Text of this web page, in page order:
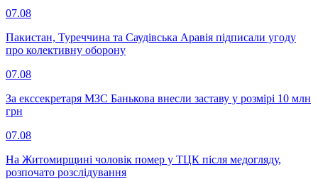
07.08
Пакистан, Туреччина та Саудівська Аравія підписали угоду
про колективну оборону
07.08
За екссекретаря МЗС Банькова внесли заставу у розмірі 10 млн
грн
07.08
На Житомирщині чоловік помер у ТЦК після медогляду,
розпочато розслідування